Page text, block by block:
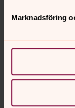
Marknadsföring
Senast ändrad 9
innehåll?
Dela